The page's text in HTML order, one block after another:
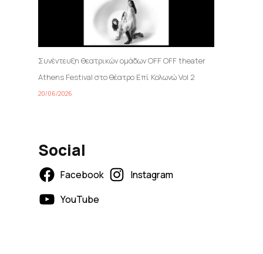
Συνέντευξη θεατρικών ομάδων OFF OFF theater
Athens Festival στο θέατρο Επί Κολωνώ Vol 2
20/06/2026
Social
Facebook
Instagram
YouTube